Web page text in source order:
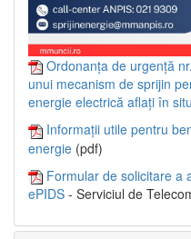
Ordonanța de urgență
unui mecanism de sprijin
energie electrică aflați în
Informații utile pentru
energie (pdf)
Formular de solicitare a
ePIDS - Serviciul de